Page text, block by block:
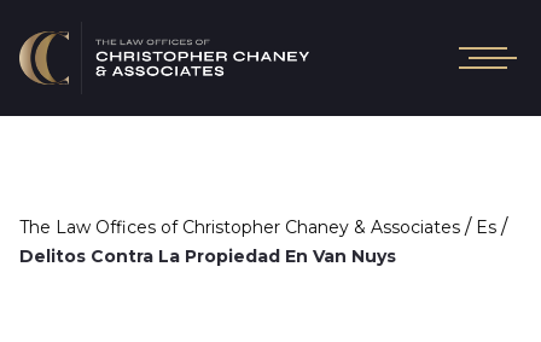
The Law Offices of Christopher Chaney & Associates / Es /
Delitos Contra La Propiedad En Van Nuys